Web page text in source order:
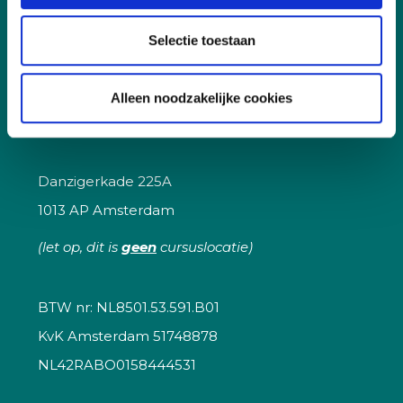
Selectie toestaan
Alleen noodzakelijke cookies
020 8200 908
E-mail:academy@berghauserpont.nl.
Danzigerkade 225A
1013 AP Amsterdam
(let op, dit is geen cursuslocatie)
BTW nr: NL8501.53.591.B01
KvK Amsterdam 51748878
NL42RABO0158444531